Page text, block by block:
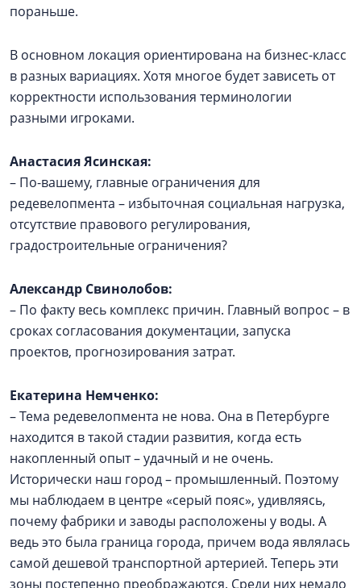
пораньше.
В основном локация ориентирована на бизнес-класс
в разных вариациях. Хотя многое будет зависеть от
корректности использования терминологии
разными игроками.
Анастасия Ясинская:
– По-вашему, главные ограничения для
редевелопмента – избыточная социальная нагрузка,
отсутствие правового регулирования,
градостроительные ограничения?
Александр Свинолобов:
– По факту весь комплекс причин. Главный вопрос – в
сроках согласования документации, запуска
проектов, прогнозирования затрат.
Екатерина Немченко:
– Тема редевелопмента не нова. Она в Петербурге
находится в такой стадии развития, когда есть
накопленный опыт – удачный и не очень.
Исторически наш город – промышленный. Поэтому
мы наблюдаем в центре «серый пояс», удивляясь,
почему фабрики и заводы расположены у воды. А
ведь это была граница города, причем вода являлась
самой дешевой транспортной артерией. Теперь эти
зоны постепенно преображаются. Среди них немало